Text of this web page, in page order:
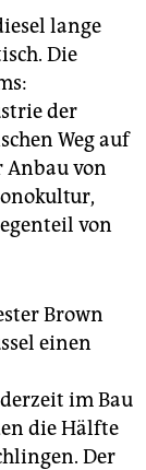
lange
Die
der
Weg auf
Anbau von
von
Brown
einen
im Bau
die Hälfte
Der